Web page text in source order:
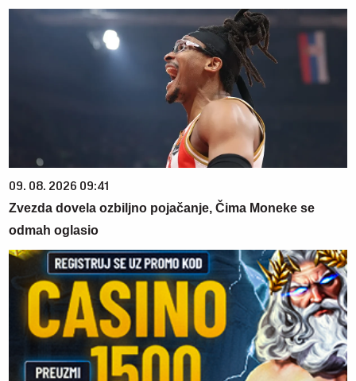
09. 08. 2026 09:41
Zvezda dovela ozbiljno pojačanje, Čima Moneke se
odmah oglasio